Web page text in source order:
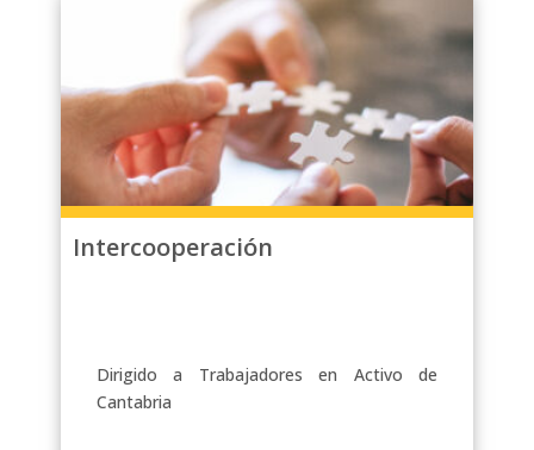
Intercooperación
Dirigido a Trabajadores en Activo de
Cantabria